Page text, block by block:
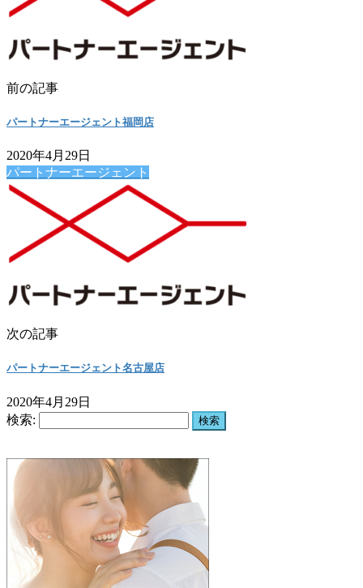
前の記事
パートナーエージェント福岡店
2020年4月29日
パートナーエージェント
次の記事
パートナーエージェント名古屋店
2020年4月29日
検索: